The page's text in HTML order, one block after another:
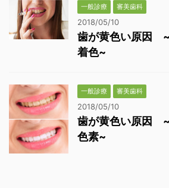
一般診療 審美歯科
2018/05/10
歯が黄色い原因
着色~
一般診療 審美歯科
2018/05/10
歯が黄色い原因
色素~